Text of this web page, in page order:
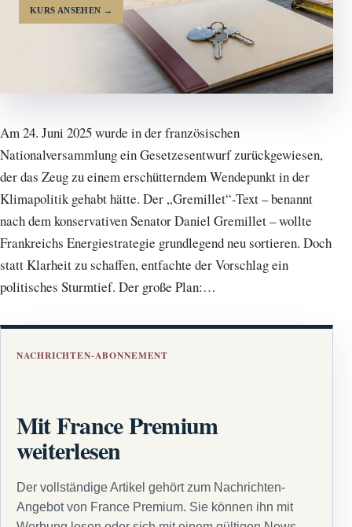
KURS ANSEHEN →
Am 24. Juni 2025 wurde in der französischen
Nationalversammlung ein Gesetzesentwurf zurückgewiesen,
der das Zeug zu einem erschütterndem Wendepunkt in der
Klimapolitik gehabt hätte. Der „Gremillet“-Text – benannt
nach dem konservativen Senator Daniel Gremillet – wollte
Frankreichs Energiestrategie grundlegend neu sortieren. Doch
statt Klarheit zu schaffen, entfachte der Vorschlag ein
politisches Sturmtief. Der große Plan:…
NACHRICHTEN-ABONNEMENT
Mit France Premium
weiterlesen
Der vollständige Artikel gehört zum Nachrichten-
Angebot von France Premium. Sie können ihn mit